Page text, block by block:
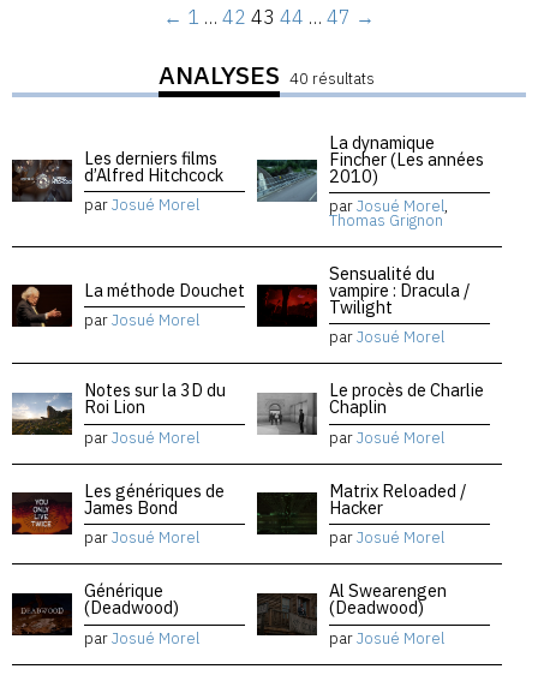
← 1 … 42 43 44 … 47 →
ANALYSES 40 résultats
Les derniers films
d’Alfred Hitchcock
parJosué Morel
La dynamique
Fincher (Les années
2010)
parJosué Morel,
Thomas Grignon
La méthode Douchet
parJosué Morel
Sensualité du
vampire : Dracula /
Twilight
parJosué Morel
Notes sur la 3D du
Roi Lion
parJosué Morel
Le procès de Charlie
Chaplin
parJosué Morel
Les génériques de
James Bond
parJosué Morel
Matrix Reloaded /
Hacker
parJosué Morel
Générique
(Deadwood)
parJosué Morel
Al Swearengen
(Deadwood)
parJosué Morel